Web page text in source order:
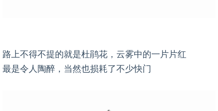
路上不得不提的就是杜鹃花，云雾中的一片片红
最是令人陶醉，当然也损耗了不少快门